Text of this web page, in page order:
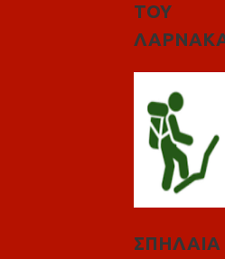
ΤΟΥ
ΣΠΗΛΑΙΑ